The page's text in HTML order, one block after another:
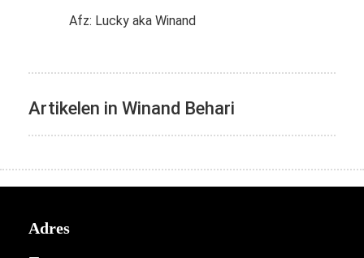
Afz: Lucky aka Winand
Artikelen in Winand Behari
Adres